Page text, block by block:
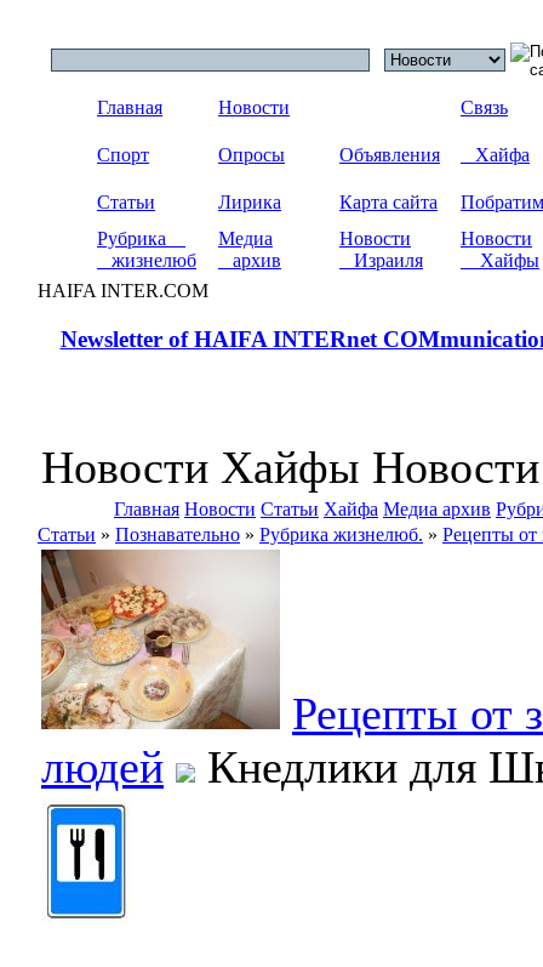
Главная Новости Связь
Спорт Опросы Объявления Хайфа
Статьи Лирика Карта сайта
Рубрика
жизнелюб
Медиа
архив
Новости
Израиля
Новости
Хайфы
HAIFA INTER.COM
Newsletter of HAIFA INTERnet
Новости Хайфы
Главная Новости Статьи Хайфа Медиа архив
Статьи » Познавательно » Рубрика жизнелюб. » Рецепты
Рецепты от
людей
Кнедлики для